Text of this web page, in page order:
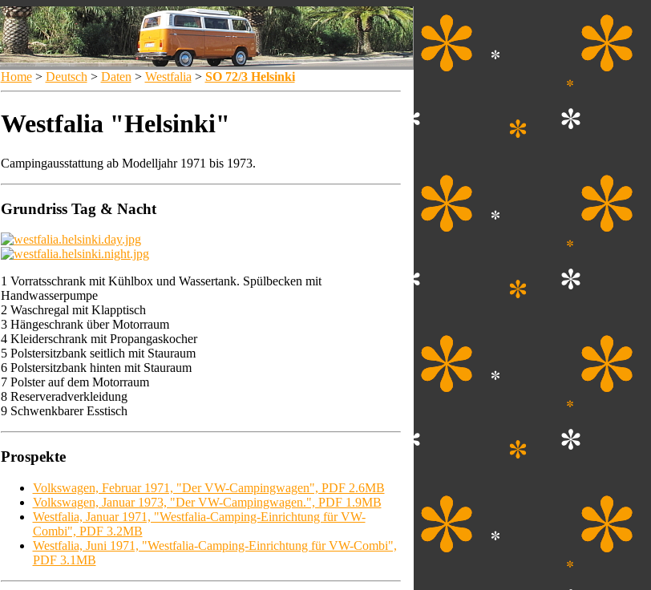
Home > Deutsch > Daten > Westfalia > SO 72/3 Helsinki
Westfalia "Helsinki"
Campingausstattung ab Modelljahr 1971 bis 1973.
Grundriss Tag & Nacht
1 Vorratsschrank mit Kühlbox und Wassertank. Spülbecken mit
Handwasserpumpe
2 Waschregal mit Klapptisch
3 Hängeschrank über Motorraum
4 Kleiderschrank mit Propangaskocher
5 Polstersitzbank seitlich mit Stauraum
6 Polstersitzbank hinten mit Stauraum
7 Polster auf dem Motorraum
8 Reserveradverkleidung
9 Schwenkbarer Esstisch
Prospekte
Volkswagen, Februar 1971, "Der VW-Campingwagen", PDF 2.6MB
Volkswagen, Januar 1973, "Der VW-Campingwagen.", PDF 1.9MB
Westfalia, Januar 1971, "Westfalia-Camping-Einrichtung für VW-
Combi", PDF 3.2MB
Westfalia, Juni 1971, "Westfalia-Camping-Einrichtung für VW-Combi",
PDF 3.1MB